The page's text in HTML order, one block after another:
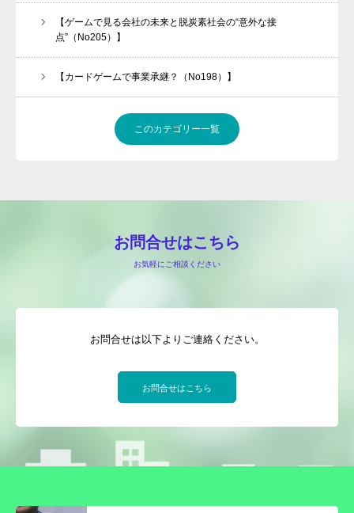
【ゲームで見る会社の未来と脱炭素社会の“意外な接
点”（No205）】
【カードゲームで事業承継？（No198）】
このカテゴリー一覧
お問合せはこちら
お気軽にご相談ください
お問合せは以下よりご連絡ください。
お問合せはこちら